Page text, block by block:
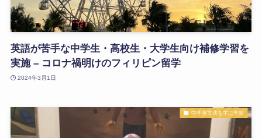
英語が苦手な中学生・高校生・大学生向け補修学習を
実施 – コロナ禍明けのフィリピン留学
2024年3月1日
中学英文法を主に学習